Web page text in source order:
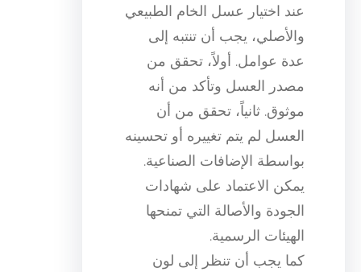
عند اختيار عسل الخام الطبيعي
والأصلي، يجب أن تنتبه إلى
عدة عوامل. أولاً، تحقق من
مصدر العسل وتأكد من أنه
موثوق. ثانياً، تحقق من أن
العسل لم يتم تغييره أو تحسينه
بواسطة الإضافات الصناعية.
يمكن الاعتماد على شهادات
الجودة والأصالة التي تمنحها
الهيئات الرسمية.
كما يجب أن تنظر إلى لون